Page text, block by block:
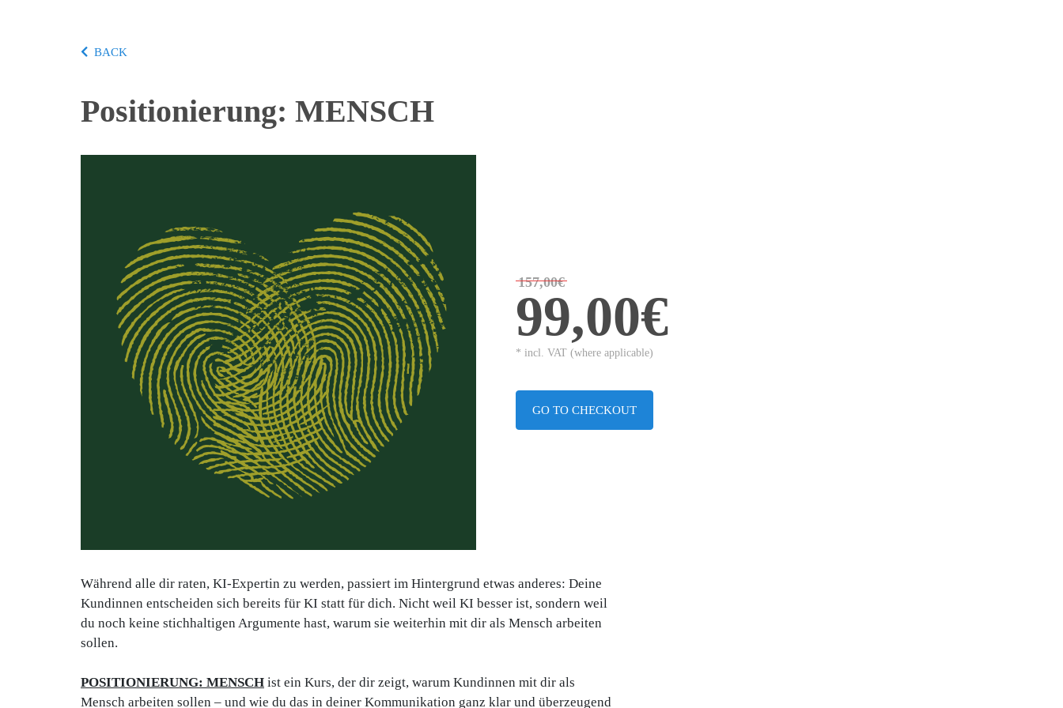
BACK
Positionierung: MENSCH
157,00€
99,00€
* incl. VAT (where applicable)
GO TO CHECKOUT
Während alle dir raten, KI-Expertin zu werden, passiert im Hintergrund etwas anderes: Deine
Kundinnen entscheiden sich bereits für KI statt für dich. Nicht weil KI besser ist, sondern weil
du noch keine stichhaltigen Argumente hast, warum sie weiterhin mit dir als Mensch arbeiten
sollen.
POSITIONIERUNG: MENSCH ist ein Kurs, der dir zeigt, warum Kundinnen mit dir als
Mensch arbeiten sollen – und wie du das in deiner Kommunikation ganz klar und überzeugend